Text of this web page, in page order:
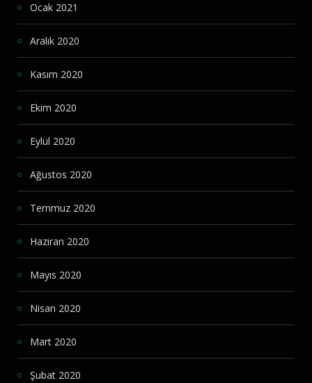
Ocak 2021
Aralık 2020
Kasım 2020
Ekim 2020
Eylül 2020
Ağustos 2020
Temmuz 2020
Haziran 2020
Mayıs 2020
Nisan 2020
Mart 2020
Şubat 2020